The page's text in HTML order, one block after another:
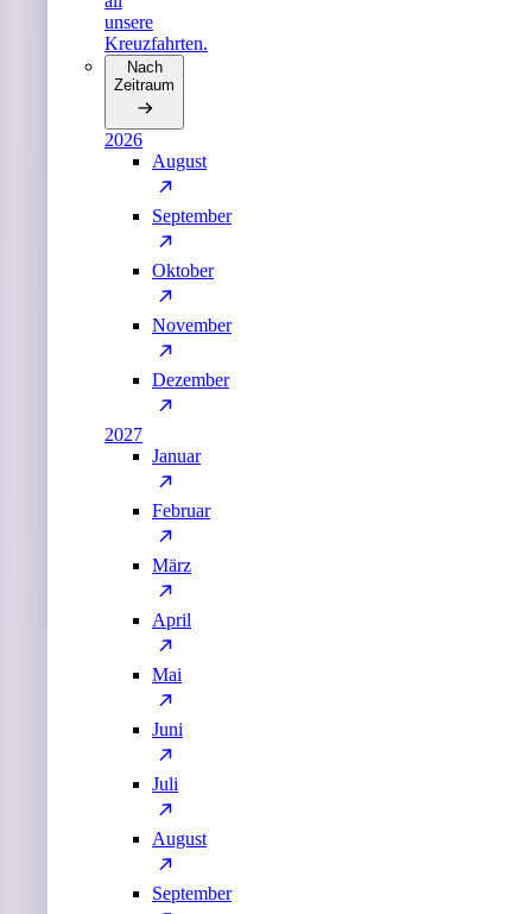
unsere
Kreuzfahrten.
Nach
Zeitraum
2026
August
September
Oktober
November
Dezember
2027
Januar
Februar
März
April
Mai
Juni
Juli
August
September